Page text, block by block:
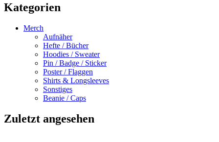
Kategorien
Merch
Aufnäher
Hefte / Bücher
Hoodies / Sweater
Pin / Badge / Sticker
Poster / Flaggen
Shirts & Longsleeves
Sonstiges
Beanie / Caps
Zuletzt angesehen